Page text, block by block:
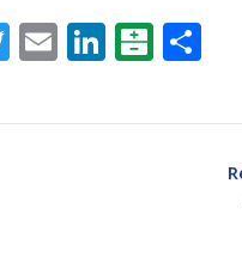
Twitter
Email